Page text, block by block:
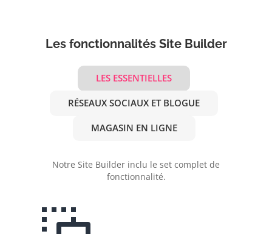
Les fonctionnalités Site Builder
LES ESSENTIELLES
RÉSEAUX SOCIAUX ET BLOGUE
MAGASIN EN LIGNE
Notre Site Builder inclu le set complet de
fonctionnalité.